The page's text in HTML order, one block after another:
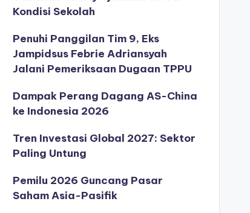
Kondisi Sekolah
Penuhi Panggilan Tim 9, Eks
Jampidsus Febrie Adriansyah
Jalani Pemeriksaan Dugaan TPPU
Dampak Perang Dagang AS-China
ke Indonesia 2026
Tren Investasi Global 2027: Sektor
Paling Untung
Pemilu 2026 Guncang Pasar
Saham Asia-Pasifik